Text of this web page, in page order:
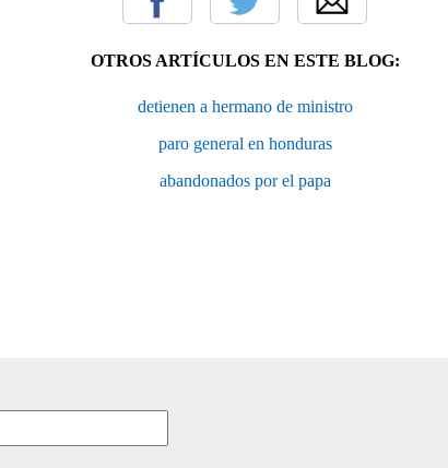
OTROS ARTÍCULOS EN ESTE BLOG:
detienen a hermano de ministro
paro general en honduras
abandonados por el papa